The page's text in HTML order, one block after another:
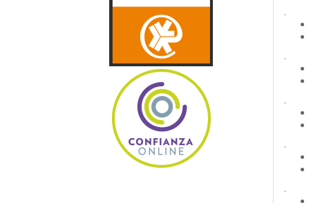
.
.
.
.
.